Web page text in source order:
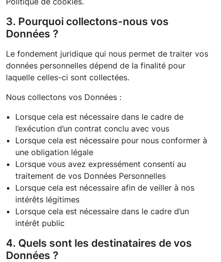
3. Pourquoi collectons-nous vos
Données ?
Le fondement juridique qui nous permet de traiter vos
données personnelles dépend de la finalité pour
laquelle celles-ci sont collectées.
Nous collectons vos Données :
Lorsque cela est nécessaire dans le cadre de
l’exécution d’un contrat conclu avec vous
Lorsque cela est nécessaire pour nous conformer à
une obligation légale
Lorsque vous avez expressément consenti au
traitement de vos Données Personnelles
Lorsque cela est nécessaire afin de veiller à nos
intérêts légitimes
Lorsque cela est nécessaire dans le cadre d’un
intérêt public
4. Quels sont les destinataires de vos
Données ?